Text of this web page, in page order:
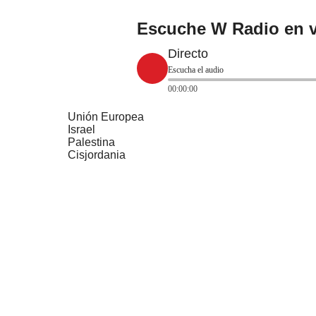
Escuche W Radio en
Directo
Escucha el audio
00:00:00
Unión Europea
Israel
Palestina
Cisjordania